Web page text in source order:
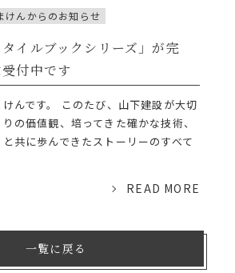
けんからのお知らせ
イルブックシリーズ」が完
付中です
んです。 このたび、山下建設が大切
の価値観、培ってきた確かな技術、
共に歩んできたストーリーのすべて
READ MORE
一覧に戻る